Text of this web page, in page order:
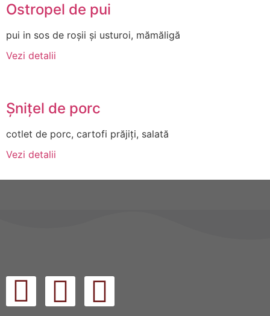
Ostropel de pui
pui in sos de roșii și usturoi, mămăligă
Vezi detalii
Șnițel de porc
cotlet de porc, cartofi prăjiți, salată
Vezi detalii